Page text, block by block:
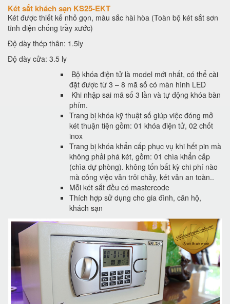
Két sắt khách sạn KS25-EKT
Két được thiết kế nhỏ gọn, màu sắc hài hòa (Toàn bộ két sắt sơn
tĩnh điện chống trầy xước)
Độ dày thép thân: 1.5ly
Độ dày cửa: 3.5 ly
Bộ khóa điện tử là model mới nhất, có thể cài
đặt được từ 3 – 8 mã số có màn hình LED
Khi nhập sai mã số 3 lần và tự động khóa bàn
phím.
Trang bị khóa kỹ thuật số giúp việc đóng mở
két thuận tiện gồm: 01 khóa điện tử, 02 chốt
inox
Trang bị khóa khẩn cấp phục vụ khi hết pin mà
không phải phá két, gồm: 01 chìa khẩn cấp
(chìa dự phòng). không tốn bất kỳ chi phí nào
mà công việc vẫn trôi chảy, két vẫn an toàn..
Mỗi két sắt đều có mastercode
Thích hợp sử dụng cho gia đình, căn hộ,
khách sạn